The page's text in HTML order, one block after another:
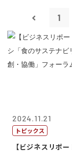
1
2024.11.21
トピックス
【ビジネスリポ